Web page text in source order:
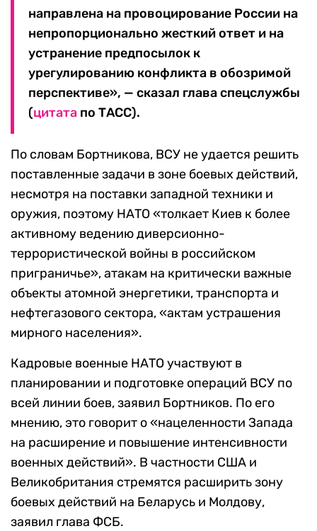
направлена на провоцирование России на
непропорционально жесткий ответ и на
устранение предпосылок к
урегулированию конфликта в обозримой
перспективе», — сказал глава спецслужбы
(цитата по ТАСС).
По словам Бортникова, ВСУ не удается решить
поставленные задачи в зоне боевых действий,
несмотря на поставки западной техники и
оружия, поэтому НАТО «толкает Киев к более
активному ведению диверсионно-
террористической войны в российском
приграничье», атакам на критически важные
объекты атомной энергетики, транспорта и
нефтегазового сектора, «актам устрашения
мирного населения».
Кадровые военные НАТО участвуют в
планировании и подготовке операций ВСУ по
всей линии боев, заявил Бортников. По его
мнению, это говорит о «нацеленности Запада
на расширение и повышение интенсивности
военных действий». В частности США и
Великобритания стремятся расширить зону
боевых действий на Беларусь и Молдову,
заявил глава ФСБ.